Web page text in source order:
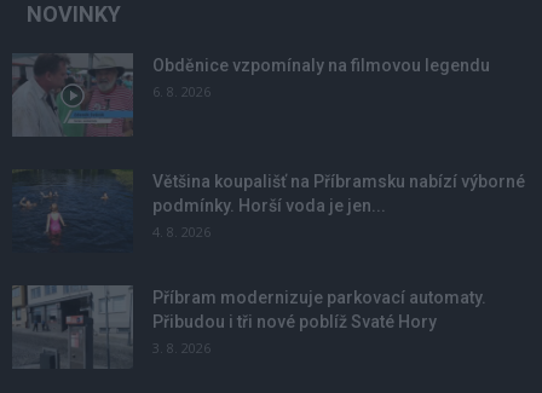
NOVINKY
Obděnice vzpomínaly na filmovou legendu
6. 8. 2026
Většina koupališť na Příbramsku nabízí výborné
podmínky. Horší voda je jen...
4. 8. 2026
Příbram modernizuje parkovací automaty.
Přibudou i tři nové poblíž Svaté Hory
3. 8. 2026